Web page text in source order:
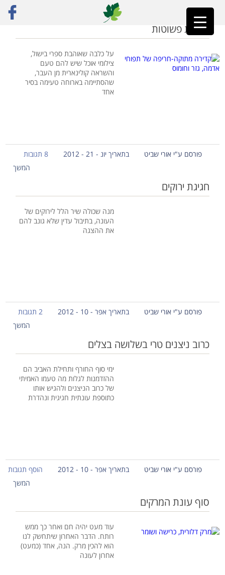
ראשי»בצל ירוק
הנאות פשוטות
על כלבה שאוהבת ספרי בישול,
צילומי אוכל שיש להם טעם
והשראה קולינארית מן העבר,
שהסתיימה בארוחה טעימה בסיר
אחד
פורסם ע"י אורי שביט בתאריך יונ - 21 - 2012
8 תגובות
המשך
חגיגת ירוקים
מנה שכולה שיר הלל לירוקים של
העונה, בתיבול עדין שלא גונב להם
את ההצגה
פורסם ע"י אורי שביט בתאריך אפר - 10 - 2012
2 תגובות
המשך
כרוב ניצנים טרי בשלושה בצלים
ימי סוף החורף ותחילת האביב הם
ההזדמנות לגלות מה טעמו האמיתי
של כרוב הניצנים ולהגיש אותו
כתוספת עונתית חגיגית ונהדרת
פורסם ע"י אורי שביט בתאריך אפר - 10 - 2012
הוסף תגובות
המשך
סוף עונת המרקים
עוד מעט יהיה חם ואחר כך ממש
רותח. הדבר האחרון שיתחשק לנו
הוא להכין מרק. הנה, אחד (כמעט)
אחרון לעונה